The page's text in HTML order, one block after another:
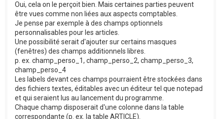
Oui, cela on le perçoit bien. Mais certaines parties peuvent
être vues comme non liées aux aspects comptables.
Je pense par exemple à des champs optionnels
personnalisables pour les articles.
Une possibilité serait d'ajouter sur certains masques
(fenêtres) des champs additionnels libres.
p. ex. champ_perso_1, champ_perso_2, champ_perso_3,
champ_perso_4
Les labels devant ces champs pourraient être stockées dans
des fichiers textes, éditables avec un éditeur tel que notepad
et qui seraient lus au lancement du programme.
Chaque champ disposerait d'une colonne dans la table
correspondante (p. ex. la table ARTICLE).